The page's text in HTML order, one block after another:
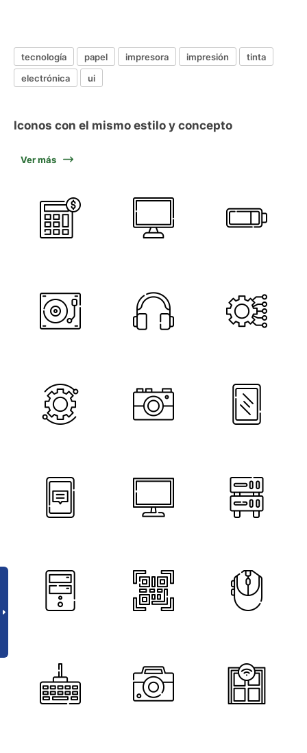
tecnología papel impresora impresión
tinta
electrónica
ui
Iconos con el mismo estilo y concepto
Ver más